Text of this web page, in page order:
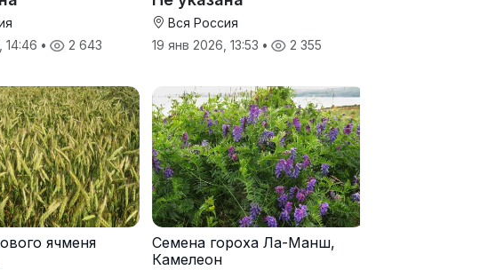
14:46 • 2 643
Вся Россия
19 янв 2026, 13:53 • 2 355
ячменя
Семена гороха Ла-Манш,
Камелеон